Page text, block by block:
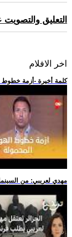
التعليق
اخر الافلام
.. كلمة أخيرة -أزمة
.. مهدي لعريبي: من